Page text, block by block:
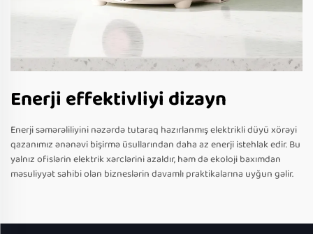
Enerji effektivliyi dizayn
Enerji səmərəliliyini nəzərdə tutaraq hazırlanmış elektrikli düyü xörəyi
qazanımız ənənəvi bişirmə üsullarından daha az enerji istehlak edir. Bu
yalnız ofislərin elektrik xərclərini azaldır, həm də ekoloji baxımdan
məsuliyyət sahibi olan bizneslərin davamlı praktikalarına uyğun gəlir.